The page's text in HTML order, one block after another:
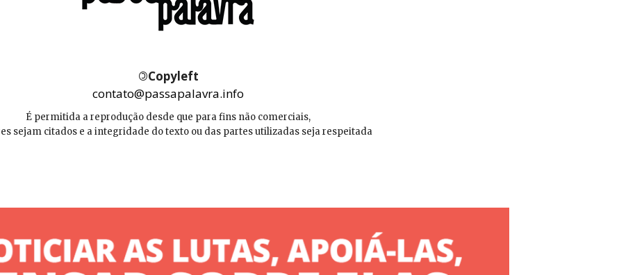
©Copyleft
contato@passapalavra.info
É permitida a reprodução desde que para fins não comerciais,
sejam citados e a integridade do texto ou das partes utilizadas seja respeitada